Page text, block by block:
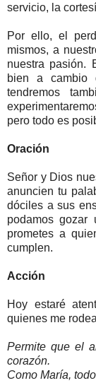
servicio, la
Por ello, el
mismos, a
nuestra pasión.
bien a cambio
tendremos
pero todo es
Oración
Señor y Dios
anuncien tu
dóciles a sus
podamos
prometes a
cumplen.
Acción
Hoy estaré
quienes me
Permite que el
corazón.
Como María,